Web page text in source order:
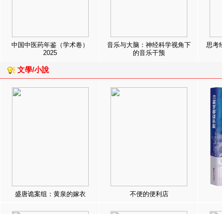
中国中医药年鉴（学术卷）
2025
音乐与大脑：神经科学视角下
的音乐干预
思考
文學/小說
盛唐诡案组：黄泉的嫁衣 不便的便利店